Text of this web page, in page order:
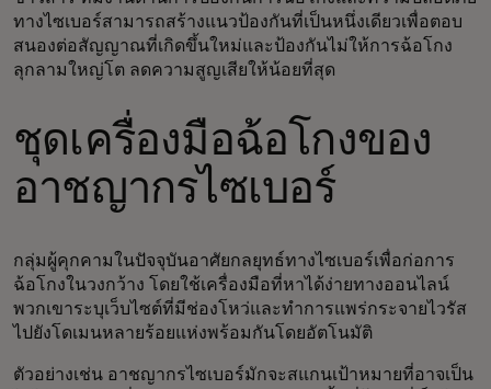
ทางไซเบอร์สามารถสร้างแนวป้องกันที่เป็นหนึ่งเดียวเพื่อตอบ
สนองต่อสัญญาณที่เกิดขึ้นใหม่และป้องกันไม่ให้การฉ้อโกง
ลุกลามใหญ่โต ลดความสูญเสียให้น้อยที่สุด
ชุดเครื่องมือฉ้อโกงของ
อาชญากรไซเบอร์
กลุ่มผู้คุกคามในปัจจุบันอาศัยกลยุทธ์ทางไซเบอร์เพื่อก่อการ
ฉ้อโกงในวงกว้าง โดยใช้เครื่องมือที่หาได้ง่ายทางออนไลน์
พวกเขาระบุเว็บไซต์ที่มีช่องโหว่และทำการแพร่กระจายไวรัส
ไปยังโดเมนหลายร้อยแห่งพร้อมกันโดยอัตโนมัติ
ตัวอย่างเช่น อาชญากรไซเบอร์มักจะสแกนเป้าหมายที่อาจเป็น